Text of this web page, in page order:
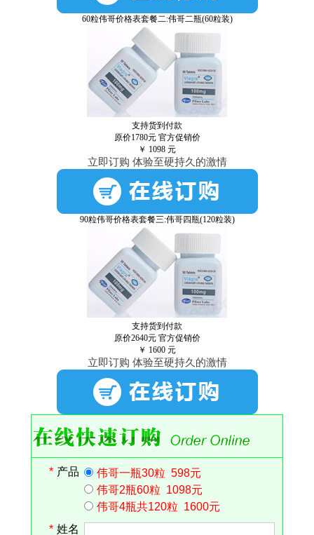
60粒伟哥价格表套餐二:伟哥二瓶(60粒装)
支持货到付款
原价1780元 官方促销价
￥ 1098 元
立即订购 体验至硬持久的激情
90粒伟哥价格表套餐三:伟哥四瓶(120粒装)
支持货到付款
原价2640元 官方促销价
￥ 1600 元
立即订购 体验至硬持久的激情